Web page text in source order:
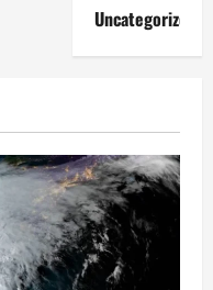
Uncategorized